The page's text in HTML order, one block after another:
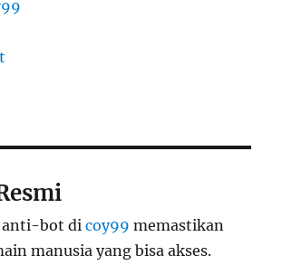
anti-bot dicoy99 memastikan
manusia yang bisa akses.